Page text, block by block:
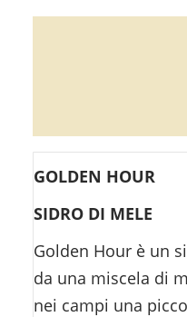
GOLDEN HOUR
SIDRO DI MELE
Golden Hour è un
da una miscela di
nei campi una